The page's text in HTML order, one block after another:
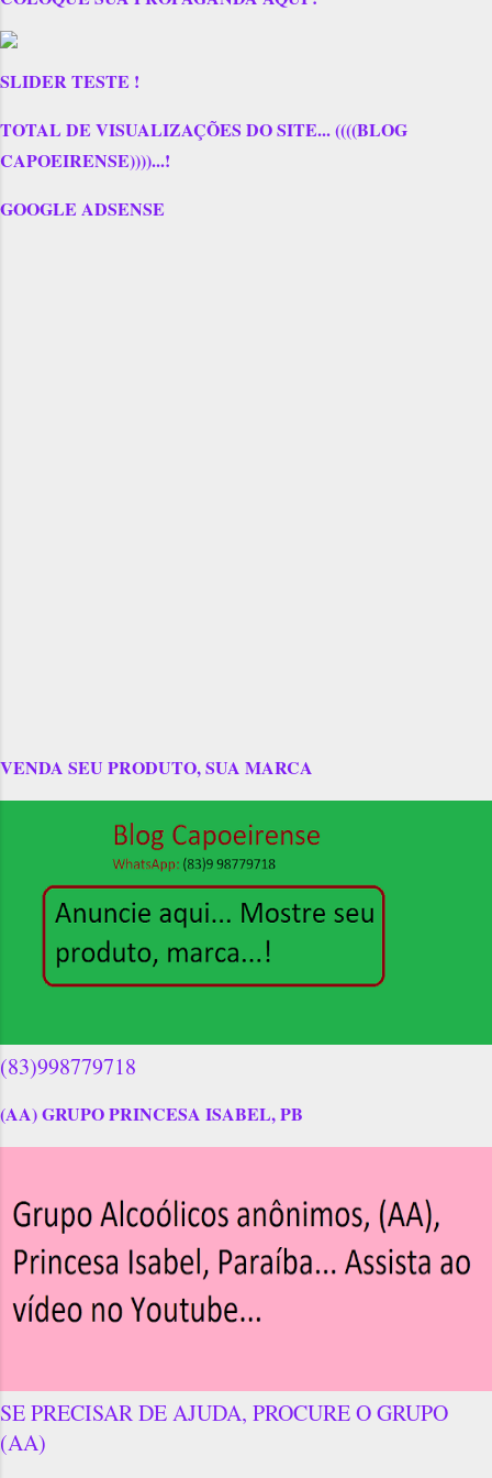
SLIDER TESTE !
TOTAL DE VISUALIZAÇÕES DO SITE... ((((BLOG
CAPOEIRENSE))))...!
GOOGLE ADSENSE
VENDA SEU PRODUTO, SUA MARCA
(83)998779718
(AA) GRUPO PRINCESA ISABEL, PB
SE PRECISAR DE AJUDA, PROCURE O GRUPO
(AA)